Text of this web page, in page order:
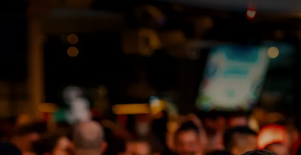
voor uw feesten en vieringen in
Charleroi
FEESTEN & VIERINGEN
is de ideale plek om uw privé-evenementen in Wallonië te
verjaardag, een doop, een communie, een familiediner of een
ruimtes passen zich aan al uw wensen aan. Ons
stap van de organisatie om een uniek moment te creëren in een
warme en feestelijke sfeer.